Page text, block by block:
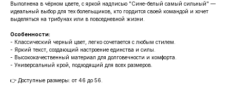
Выполнена в чёрном цвете, с яркой надписью "Сине-белый самый сильный" —
идеальный выбор для тех болельщиков, кто гордится своей командой и хочет
выделяться на трибунах или в повседневной жизни.
Особенности:
- Классический черный цвет, легко сочетается с любым стилем.
- Яркий текст, создающий настроение единства и силы.
- Высококачественный материал для долговечности и комфорта.
- Универсальный крой, подходящий для всех размеров.
👉 Доступные размеры: от 46 до 56.
КОНТАКТЫ
ДЕТСКАЯ КОЛЛЕКЦИЯ
АТРИБУТИКА
ОПЛАТА
ПОЛИТИКА
Ростоши ул. Цветной Бульвар 31 (стадион "Газовик")
Официальный сайт: www.fcorenburg.ru